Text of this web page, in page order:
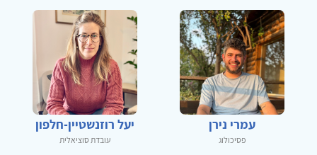
עמרי נירן
פסיכולוג
יעל רוזנשטיין-חלפון
עובדת סוציאלית